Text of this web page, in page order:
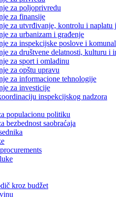
za poljoprivredu
za finansije
za utvrđivanje, kontrolu i naplatu
za urbanizam i građenje
za inspekcijske poslove i
za društvene delatnosti, kulturu i
za sport i omladinu
za opštu upravu
za informacione tehnologije
za investicije
inspekcijskog nadzora
populacionu politiku
bezbednost saobraćaja
kroz budžet